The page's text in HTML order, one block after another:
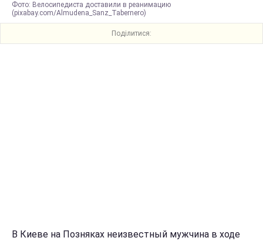
Фото: Велосипедиста доставили в реанимацию
(pixabay.com/Almudena_Sanz_Tabernero)
Поділитися:
В Киеве на Позняках неизвестный мужчина в ходе